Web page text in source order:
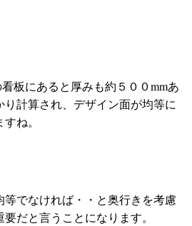
板にあると厚みも約５００mmあ
り計算され、デザイン面が均等に
ね。
でなければ・・と奥行きを考慮
だと言うことになります。